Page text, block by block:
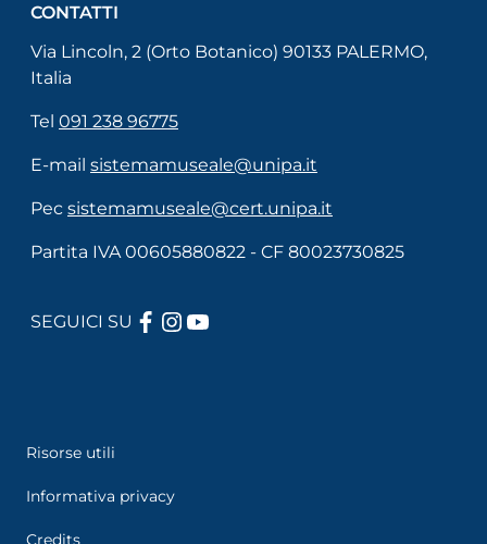
CONTATTI
Via Lincoln, 2 (Orto Botanico) 90133 PALERMO,
Italia
Tel 091 238 96775
E-mail sistemamuseale@unipa.it
Pec sistemamuseale@cert.unipa.it
Partita IVA 00605880822 - CF 80023730825
SEGUICI SU FACEBOOK
INSTAGRAM
Risorse utili
Informativa privacy
Credits